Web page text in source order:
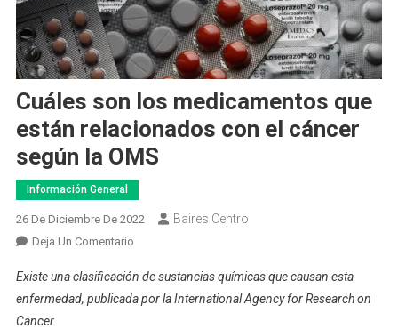
Cuáles son los medicamentos que
están relacionados con el cáncer
según la OMS
Información General
26 De Diciembre De 2022 Baires Centro
Deja Un ComentarioEn
Son
Los
Existe una clasificación de sustancias químicas que causan esta
enfermedad, publicada por la International Agency for Research on
Cancer.